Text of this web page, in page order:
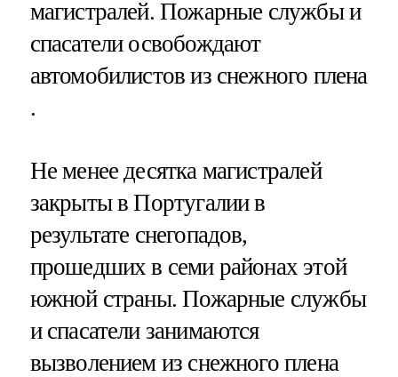
магистралей. Пожарные службы и
спасатели освобождают
автомобилистов из снежного плена
.
Не менее десятка магистралей
закрыты в Португалии в
результате снегопадов,
прошедших в семи районах этой
южной страны. Пожарные службы
и спасатели занимаются
вызволением из снежного плена